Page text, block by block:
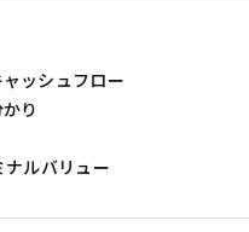
ッシュフロー
り
ルバリュー